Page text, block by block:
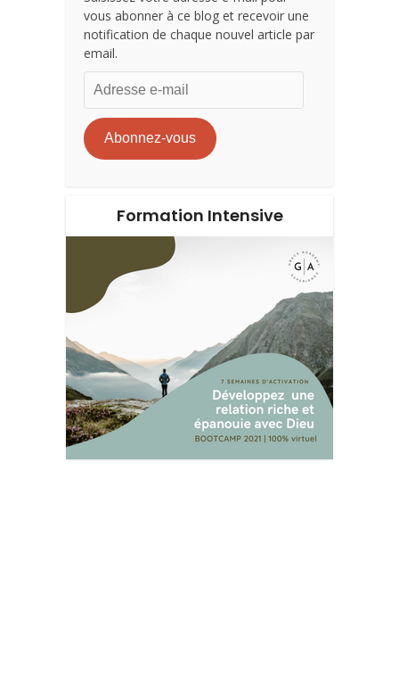
vous abonner à ce blog et recevoir une
notification de chaque nouvel article par
email.
Adresse
e-
mail
Abonnez-vous
Formation Intensive